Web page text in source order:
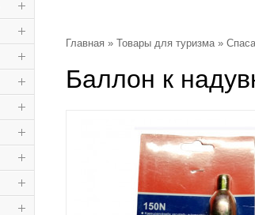
Главная » Товары для туризма»
Баллон к